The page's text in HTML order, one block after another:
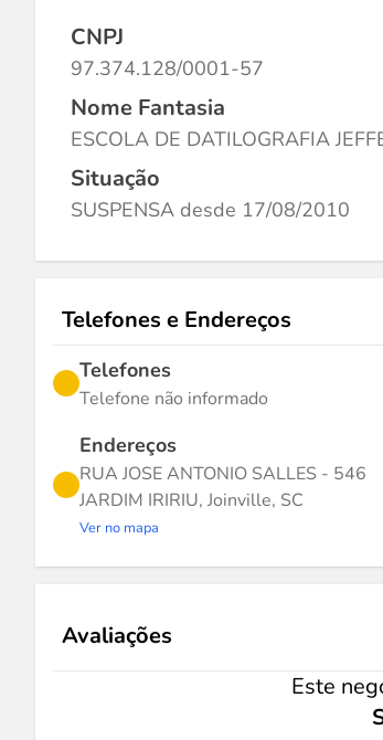
CNPJ
97.374.128/0001-57
Nome Fantasia
ESCOLA DE DATILOGRAFIA
Situação
SUSPENSA desde 17/08/2010
Telefones e Endereços
Telefones
Telefone não informado
Endereços
RUA JOSE ANTONIO SALLES - 546
JARDIM IRIRIU, Joinville, SC
Ver no mapa
Avaliações
Este